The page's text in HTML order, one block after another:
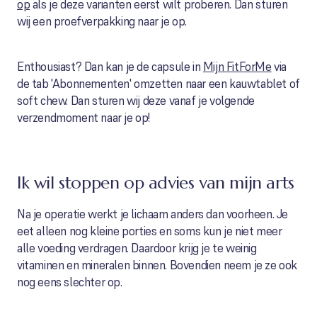
opals je deze varianten eerst wilt proberen. Dan sturen
wij een proefverpakking naar je op.
Enthousiast? Dan kan je de capsule in Mijn FitForMevia
de tab 'Abonnementen' omzetten naar een kauwtablet of
soft chew. Dan sturen wij deze vanaf je volgende
verzendmoment naar je op!
Ik wil stoppen op advies van mijn arts
Na je operatie werkt je lichaam anders dan voorheen. Je
eet alleen nog kleine porties en soms kun je niet meer
alle voeding verdragen. Daardoor krijg je te weinig
vitaminen en mineralen binnen. Bovendien neem je ze ook
nog eens slechter op.